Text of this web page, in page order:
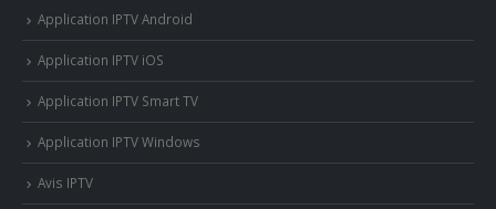
Application IPTV Android
Application IPTV iOS
Application IPTV Smart TV
Application IPTV Windows
Avis IPTV